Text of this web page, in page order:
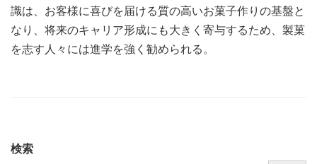
識は、お客様に喜びを届ける質の高いお菓子作りの基盤と
なり、将来のキャリア形成にも大きく寄与するため、製菓
を志す人々には進学を強く勧められる。
検索